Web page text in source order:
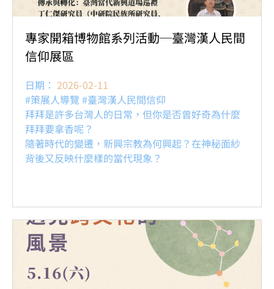
專家開箱博物館系列活動─臺灣漢人民間
信仰展區
日期： 2026-02-11
#策展人導覽 #臺灣漢人民間信仰
拜拜是許多台灣人的日常，但你是否曾好奇為什麼
拜拜要拿香呢？
隨著時代的變遷，新興宗教為何興起？在神秘面紗
背後又反映什麼樣的當代現象？